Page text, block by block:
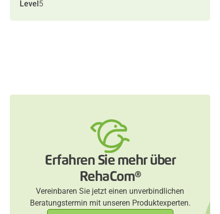
Level5
Erfahren Sie mehr über
RehaCom®
Vereinbaren Sie jetzt einen unverbindlichen
Beratungstermin mit unseren Produktexperten.